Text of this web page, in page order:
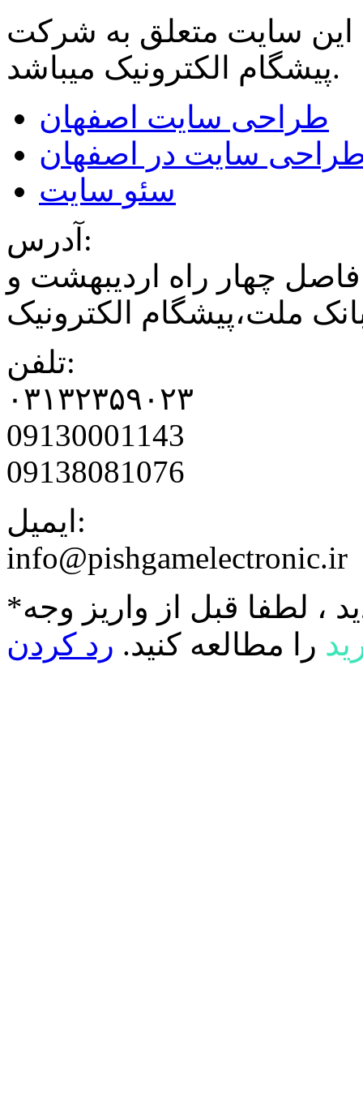
این سایت متعلق به شرکت
پیشگام الکترونیکمیباشد.
طراحی سایت اصفهان
سایت در اصفهان
سئو سایت
آدرس:
چهار راه اردیبهشت و
ملت،پیشگام الکترونیک
تلفن:
۰۳۱۳۲۳۵۹۰۲۳
09130001143
09138081076
ایمیل:
info@pishgamelectronic.ir
، لطفا قبل از واریز وجه
را مطالعه کنید. رد کردن